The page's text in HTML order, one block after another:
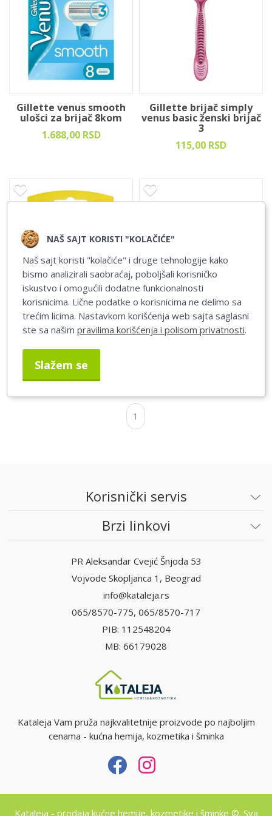
Gillette venus smooth
ulošci za brijač 8kom
1.688,00 RSD
Gillette brijač simply
venus basic ženski brijač
3
115,00 RSD
Wilkinson ulošci double
edge 5kom
Gillete žileti platinum
5kom
1
Korisnički servis
Brzi linkovi
PR Aleksandar Cvejić Šnjoda 53
Vojvode Skopljanca 1, Beograd
info@kataleja.rs
065/8570-775, 065/8570-717
PIB: 112548204
MB: 66179028
Kataleja Vam pruža najkvalitetnije proizvode po najboljim
cenama - kućna hemija, kozmetika i šminka
Kataleja - prodaja kućne hemije, kozmetike i šminke ©. Sva
NAŠ SAJT KORISTI "KOLAČIĆE"
Naš sajt koristi "kolačiće" i druge tehnologije kako
bismo analizirali saobraćaj, poboljšali korisničko
iskustvo i omogućili dodatne funkcionalnosti
korisnicima. Lične podatke o korisnicima ne delimo sa
trećim licima. Nastavkom korišćenja web sajta saglasni
ste sa našimpravilima korišćenja i polisom privatnosti.
Slažem se